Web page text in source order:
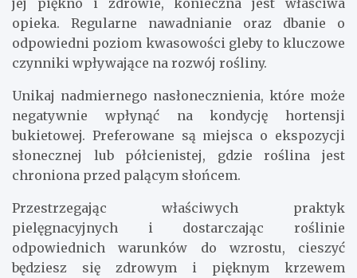
opieka. Regularne nawadnianie oraz dbanie o
odpowiedni poziom kwasowości gleby to kluczowe
czynniki wpływające na rozwój rośliny.
Unikaj nadmiernego nasłonecznienia, które może
negatywnie wpłynąć na kondycję hortensji
bukietowej. Preferowane są miejsca o ekspozycji
słonecznej lub półcienistej, gdzie roślina jest
chroniona przed palącym słońcem.
Przestrzegając właściwych praktyk
pielęgnacyjnych i dostarczając roślinie
odpowiednich warunków do wzrostu, cieszyć
będziesz się zdrowym i pięknym krzewem